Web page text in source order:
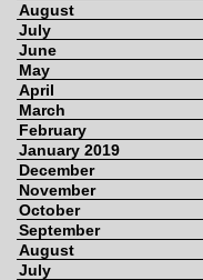
August
July
June
May
April
March
February
January 2019
December
November
October
September
August
July